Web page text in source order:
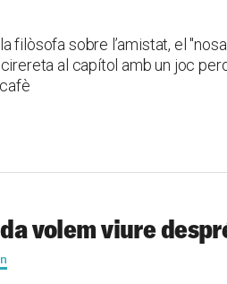
filòsofa sobre l’amistat, el
al capítol amb un joc
volem viure